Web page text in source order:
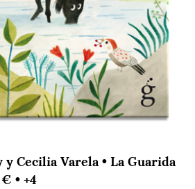
Cecilia Varela • La Guarida
• +4